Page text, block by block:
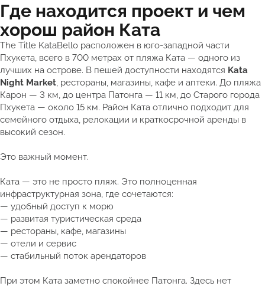
Где находится проект и чем
хорош район Ката
The Title KataBello расположен в юго-западной части
Пхукета, всего в 700 метрах от пляжа Ката — одного из
лучших на острове. В пешей доступности находятся Kata
Night Market, рестораны, магазины, кафе и аптеки. До пляжа
Карон — 3 км, до центра Патонга — 11 км, до Старого города
Пхукета — около 15 км. Район Ката отлично подходит для
семейного отдыха, релокации и краткосрочной аренды в
высокий сезон.
Это важный момент.
Ката — это не просто пляж. Это полноценная
инфраструктурная зона, где сочетаются:
— удобный доступ к морю
— развитая туристическая среда
— рестораны, кафе, магазины
— отели и сервис
— стабильный поток арендаторов
При этом Ката заметно спокойнее Патонга. Здесь нет